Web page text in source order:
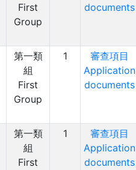
First
Group
documents
第一類
組
First
Group
1
審查項目
Application
documents
第一類
組
First
1
審查項目
Application
documents